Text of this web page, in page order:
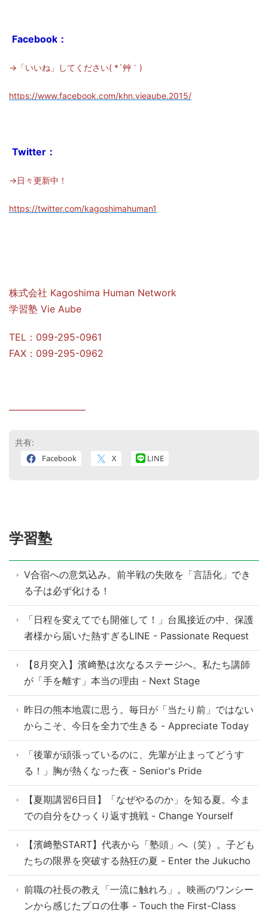
Facebook：
→「いいね」してください( *´艸｀)
https://www.facebook.com/khn.vieaube.2015/
Twitter：
→日々更新中！
https://twitter.com/kagoshimahuman1
株式会社 Kagoshima Human Network
学習塾 Vie Aube
TEL：099-295-0961
FAX：099-295-0962
————————
共有:
Facebook X LINE
学習塾
V合宿への意気込み。前半戦の失敗を「言語化」でき
る子は必ず化ける！
「日程を変えてでも開催して！」台風接近の中、保護
者様から届いた熱すぎるLINE - Passionate Request
【8月突入】濱﨑塾は次なるステージへ。私たち講師
が「手を離す」本当の理由 - Next Stage
昨日の熊本地震に思う。毎日が「当たり前」ではない
からこそ、今日を全力で生きる - Appreciate Today
「後輩が頑張っているのに、先輩が止まってどうす
る！」胸が熱くなった夜 - Senior's Pride
【夏期講習6日目】「なぜやるのか」を知る夏。今ま
での自分をひっくり返す挑戦 - Change Yourself
【濱﨑塾START】代表から「塾頭」へ（笑）。子ども
たちの限界を突破する熱狂の夏 - Enter the Jukucho
前職の社長の教え「一流に触れろ」。映画のワンシー
ンから感じたプロの仕事 - Touch the First-Class